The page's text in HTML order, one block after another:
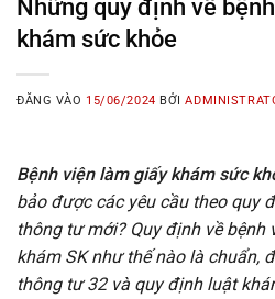
Những quy định về
khám sức khỏe
ĐĂNG VÀO 15/06/2024 BỞI
Bệnh viện làm giấy khám sức
bảo được các yêu cầu theo quy
thông tư mới? Quy định về bệnh
khám SK như thế nào là chuẩn,
thông tư 32 và quy định luật